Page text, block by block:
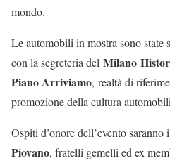
mondo.
Le automobili in mostra sono state
con la segreteria del Milano
Piano Arriviamo, realtà di
promozione della cultura
Ospiti d’onore dell’evento saranno
Piovano, fratelli gemelli ed ex